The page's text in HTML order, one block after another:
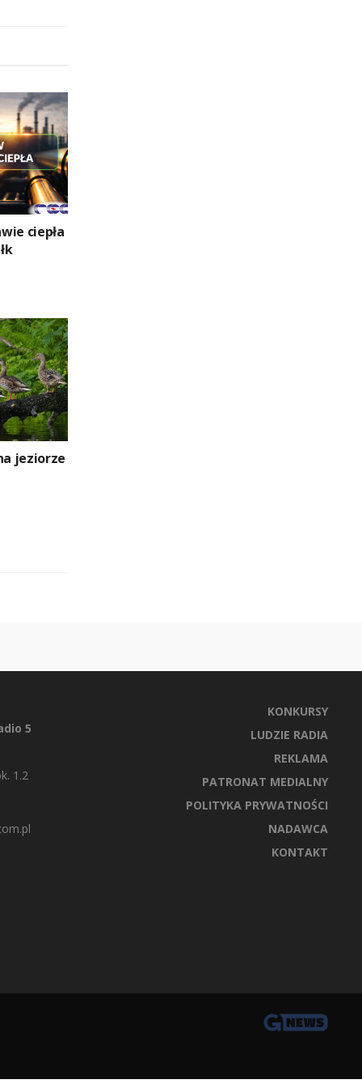
ciepła
jeziorze
5
1.2
KONKURSY
LUDZIE RADIA
REKLAMA
PATRONAT MEDIALNY
POLITYKA PRYWATNOŚCI
NADAWCA
KONTAKT